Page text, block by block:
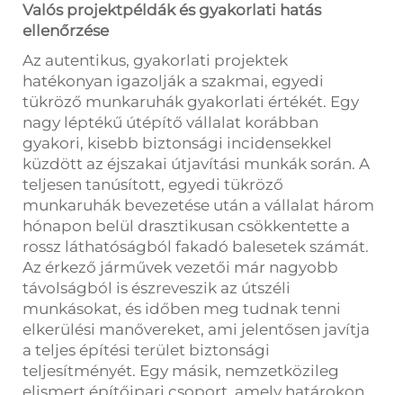
Valós projektpéldák és gyakorlati hatás
ellenőrzése
Az autentikus, gyakorlati projektek
hatékonyan igazolják a szakmai, egyedi
tükröző munkaruhák gyakorlati értékét. Egy
nagy léptékű útépítő vállalat korábban
gyakori, kisebb biztonsági incidensekkel
küzdött az éjszakai útjavítási munkák során. A
teljesen tanúsított, egyedi tükröző
munkaruhák bevezetése után a vállalat három
hónapon belül drasztikusan csökkentette a
rossz láthatóságból fakadó balesetek számát.
Az érkező járművek vezetői már nagyobb
távolságból is észreveszik az útszéli
munkásokat, és időben meg tudnak tenni
elkerülési manővereket, ami jelentősen javítja
a teljes építési terület biztonsági
teljesítményét. Egy másik, nemzetközileg
elismert építőipari csoport, amely határokon